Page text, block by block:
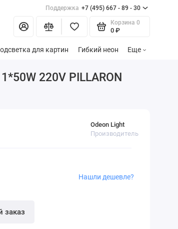
Поддержка +7 (495) 667 - 89 - 30
Корзина 0
0 ₽
для картин Гибкий неон Еще
220V PILLARON
Odeon Light
Производитель
заказ
Нашли дешевле?